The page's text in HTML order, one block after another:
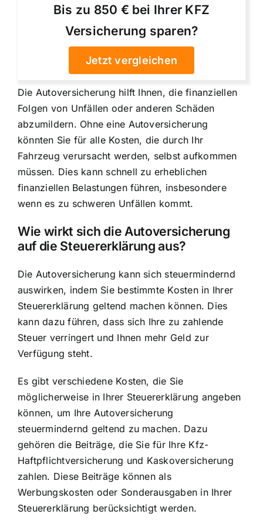
Bis zu 850 € bei Ihrer KFZ
Versicherung sparen?
Jetzt vergleichen
Die Autoversicherung hilft Ihnen,die finanziellen
Folgen von Unfällen oder anderen Schäden
abzumildern. Ohne eine Autoversicherung
könnten Sie für alle Kosten, die durch Ihr
Fahrzeug verursacht werden, selbst aufkommen
müssen. Dies kann schnell zu erheblichen
finanziellen Belastungen führen, insbesondere
wenn es zu schweren Unfällen kommt.
Wie wirkt sich die Autoversicherung
auf die Steuererklärung aus?
Die Autoversicherung kann sich steuermindernd
auswirken, indem Sie bestimmte Kosten in Ihrer
Steuererklärung geltend machen können. Dies
kann dazu führen, dass sich Ihre zu zahlende
Steuer verringert und Ihnen mehr Geld zur
Verfügung steht.
Es gibt verschiedene Kosten, die Sie
möglicherweise in Ihrer Steuererklärung angeben
können, um Ihre Autoversicherung
steuermindernd geltend zu machen. Dazu
gehören die Beiträge, die Sie für Ihre Kfz-
Haftpflichtversicherung und Kaskoversicherung
zahlen. Diese Beiträge können als
Werbungskosten oder Sonderausgaben in Ihrer
Steuererklärung berücksichtigt werden.